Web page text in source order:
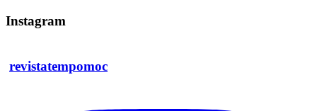
Instagram
revistatempomoc